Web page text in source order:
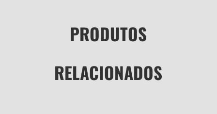
PRODUTOS
RELACIONADOS